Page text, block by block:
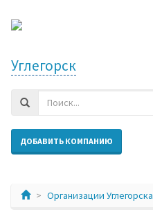
Углегорск
ДОБАВИТЬ КОМПАНИЮ
Организации Углегорска